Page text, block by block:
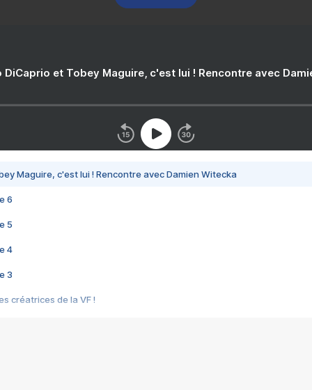
DiCaprio et Tobey Maguire, c'est lui ! Rencontre avec
Maguire, c'est lui ! Rencontre avec Damien Witecka
6
5
4
3
créatrices de la VF !